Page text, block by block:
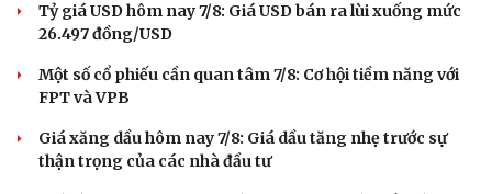
Tỷ giá USD hôm nay 7/8: Giá USD bán ra lùi xuống mức
26.497 đồng/USD
Một số cổ phiếu cần quan tâm 7/8: Cơ hội tiềm năng với
FPT và VPB
Giá xăng dầu hôm nay 7/8: Giá dầu tăng nhẹ trước sự
thận trọng của các nhà đầu tư